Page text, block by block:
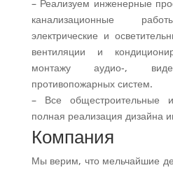
– Реализуем инженерные
канализационные
электрические и
вентиляции и
монтажу аудио-,
противопожарных систем.
– Все общестроительные
полная реализация дизайна
Компания
Мы верим, что мельчайшие